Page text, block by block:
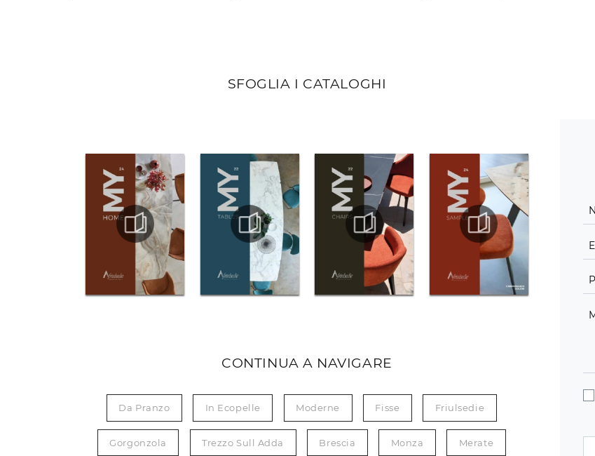
SFOGLIA I CATALOGHI
CONTINUA A NAVIGARE
Da Pranzo In Ecopelle Moderne Fisse Friulsedie
Gorgonzola Trezzo Sull Adda Brescia Monza Merate